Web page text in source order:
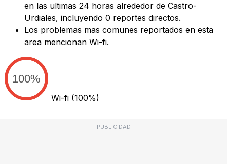
en las ultimas 24 horas alrededor de Castro-
Urdiales, incluyendo 0 reportes directos.
Los problemas mas comunes reportados en esta
area mencionan Wi-fi.
100%
Wi-fi (100%)
PUBLICIDAD